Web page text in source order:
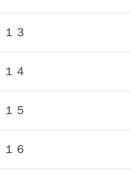
１３
１４
１５
１６